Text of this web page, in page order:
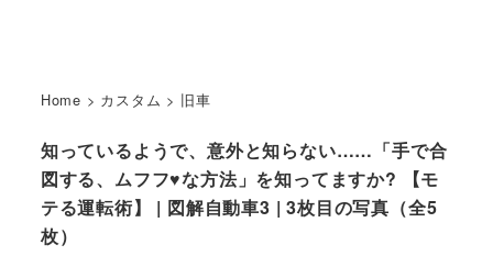
Home > カスタム > 旧車
知っているようで、意外と知らない……「手で合
図する、ムフフ♥な方法」を知ってますか? 【モ
テる運転術】 | 図解自動車3 | 3枚目の写真（全5
枚）